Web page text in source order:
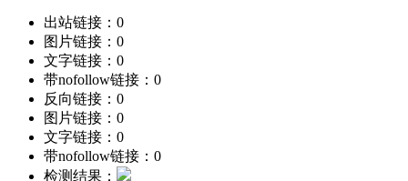
出站链接： 0
图片链接： 0
文字链接： 0
带nofollow链接： 0
反向链接： 0
图片链接： 0
文字链接： 0
带nofollow链接： 0
检测结果：